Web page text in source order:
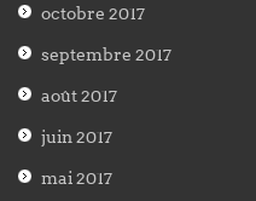
octobre 2017
septembre 2017
août 2017
juin 2017
mai 2017